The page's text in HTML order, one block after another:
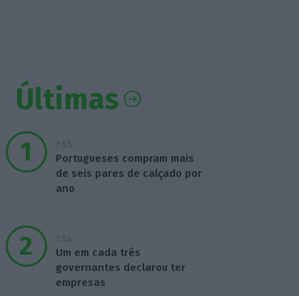
Últimas
7:55
Portugueses compram mais
de seis pares de calçado por
ano
7:54
Um em cada três
governantes declarou ter
empresas